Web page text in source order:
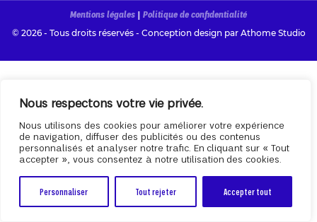
Nous respectons votre vie privée.
Nous utilisons des cookies pour améliorer votre expérience
de navigation, diffuser des publicités ou des contenus
personnalisés et analyser notre trafic. En cliquant sur « Tout
accepter », vous consentez à notre utilisation des cookies.
Personnaliser Tout rejeter Accepter tout
Mentions légales | Politique de confidentialité
© 2026 - Tous droits réservés - Conception design par Athome Studio